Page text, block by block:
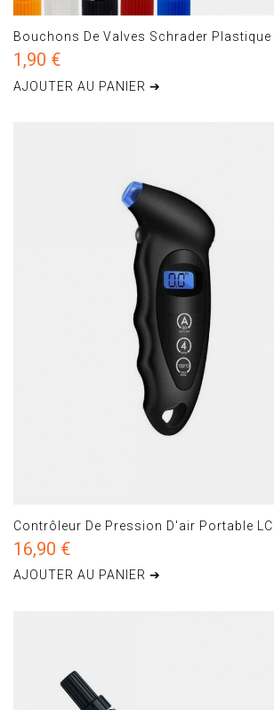
Bouchons De Valves Schrader Plastique
1,90 €
AJOUTER AU PANIER ➔
Contrôleur De Pression D'air Portable
16,90 €
AJOUTER AU PANIER ➔